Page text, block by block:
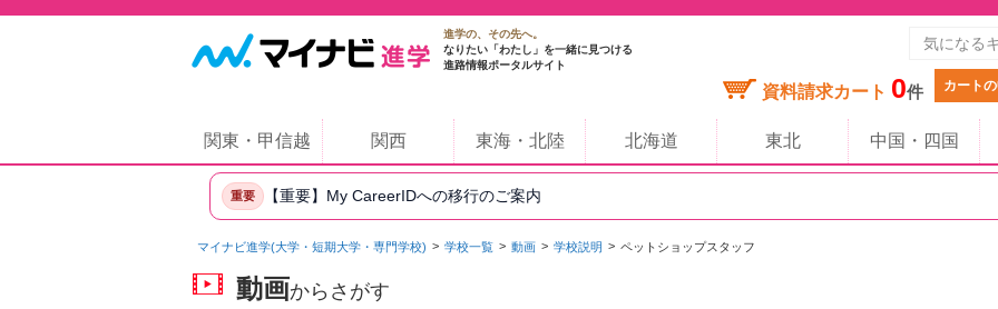
進学の、その先へ。
なりたい「わたし」を一緒に見つける
進路情報ポータルサイト
資料請求カート 0件 カート
関東・甲信越 関西 東海・北陸 北海道 東北 中国・四国
重要 【重要】My CareerIDへの移行のご案内
マイナビ進学(大学・短期大学・専門学校) 学校一覧 動画 学校説明 ペットショップスタッフ
動画からさがす